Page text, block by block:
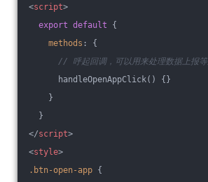
<script>
export default {
methods : {
// 呼起回调，可以用来处理数据上报
handleOpenAppClick() {}
}
}
</script>
<style>
.btn-open-app {